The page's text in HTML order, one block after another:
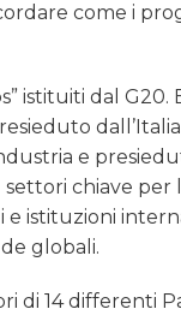
come i
istituiti dal
e
chiave
istituzioni
globali.
di 14 differenti